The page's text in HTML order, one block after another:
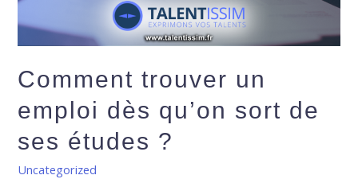
Comment trouver un
emploi dès qu’on sort de
ses études ?
Uncategorized